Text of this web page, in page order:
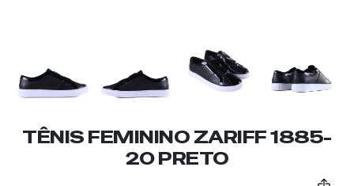
TÊNIS FEMININO ZARIFF 1885-
20 PRETO